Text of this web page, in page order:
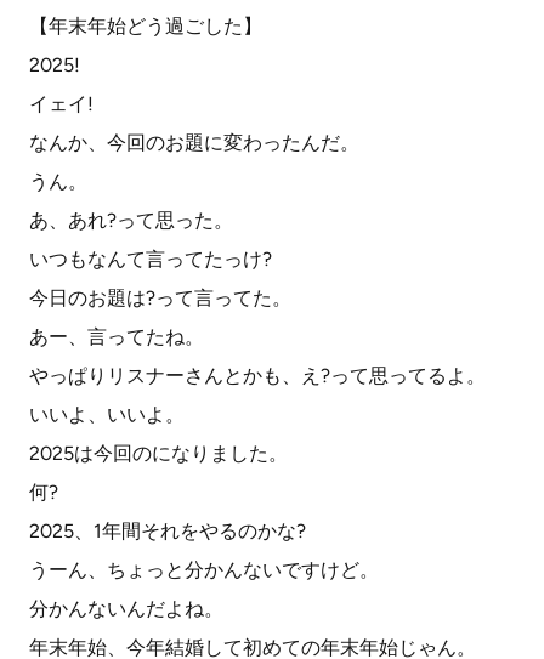
【年末年始どう過ごした】
2025!
イェイ!
なんか、今回のお題に変わったんだ。
うん。
あ、あれ?って思った。
いつもなんて言ってたっけ?
今日のお題は?って言ってた。
あー、言ってたね。
やっぱりリスナーさんとかも、え?って思ってるよ。
いいよ、いいよ。
2025は今回のになりました。
何?
2025、1年間それをやるのかな?
うーん、ちょっと分かんないですけど。
分かんないんだよね。
年末年始、今年結婚して初めての年末年始じゃん。